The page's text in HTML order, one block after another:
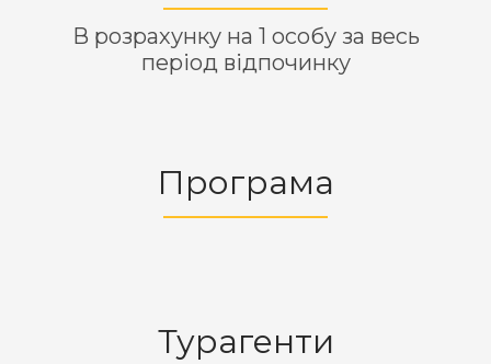
В розрахунку на 1 особу за весь
період відпочинку
Програма
Турагенти